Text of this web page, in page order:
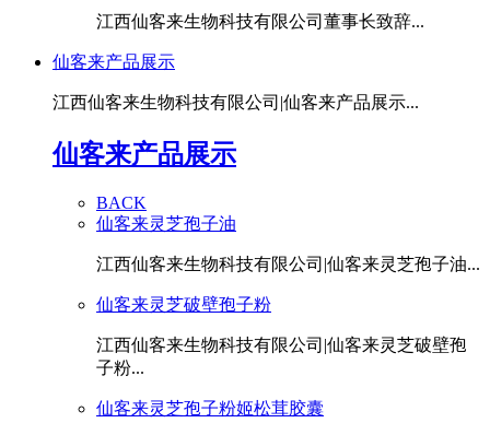
江西仙客来生物科技有限公司董事长致辞...
仙客来产品展示
江西仙客来生物科技有限公司|仙客来产品展示...
仙客来产品展示
BACK
仙客来灵芝孢子油
江西仙客来生物科技有限公司|仙客来灵芝孢子油...
仙客来灵芝破壁孢子粉
江西仙客来生物科技有限公司|仙客来灵芝破壁孢
子粉...
仙客来灵芝孢子粉姬松茸胶囊